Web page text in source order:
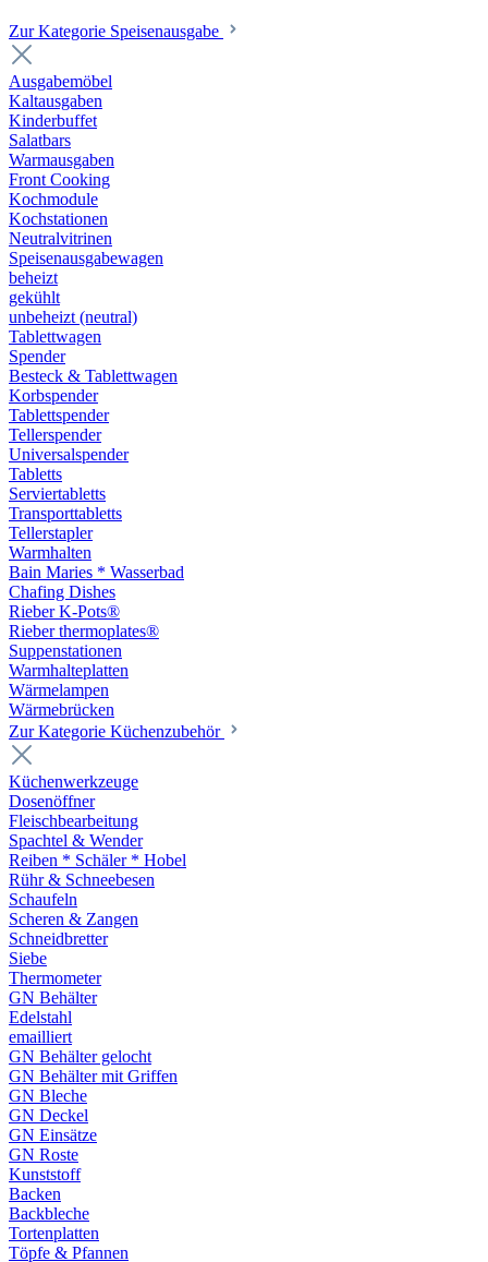
Zur Kategorie Speisenausgabe
Ausgabemöbel
Kaltausgaben
Kinderbuffet
Salatbars
Warmausgaben
Front Cooking
Kochmodule
Kochstationen
Neutralvitrinen
Speisenausgabewagen
beheizt
gekühlt
unbeheizt (neutral)
Tablettwagen
Spender
Besteck & Tablettwagen
Korbspender
Tablettspender
Tellerspender
Universalspender
Tabletts
Serviertabletts
Transporttabletts
Tellerstapler
Warmhalten
Bain Maries * Wasserbad
Chafing Dishes
Rieber K-Pots®
Rieber thermoplates®
Suppenstationen
Warmhalteplatten
Wärmelampen
Wärmebrücken
Zur Kategorie Küchenzubehör
Küchenwerkzeuge
Dosenöffner
Fleischbearbeitung
Spachtel & Wender
Reiben * Schäler * Hobel
Rühr & Schneebesen
Schaufeln
Scheren & Zangen
Schneidbretter
Siebe
Thermometer
GN Behälter
Edelstahl
emailliert
GN Behälter gelocht
GN Behälter mit Griffen
GN Bleche
GN Deckel
GN Einsätze
GN Roste
Kunststoff
Backen
Backbleche
Tortenplatten
Töpfe & Pfannen